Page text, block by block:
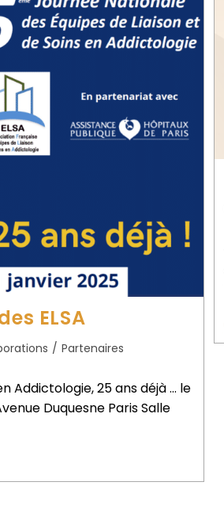
ELSA
/ Partenaires
Addictologie, 25 ans déjà ... le
Duquesne Paris Salle